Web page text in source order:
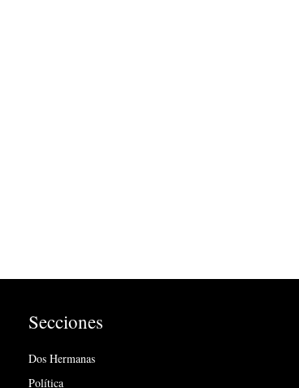
Secciones
Dos Hermanas
Política